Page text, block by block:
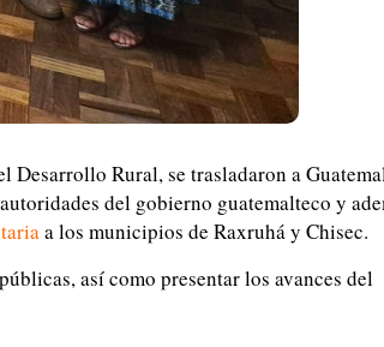
Rural, se trasladaron a
del gobierno guatemalteco y
a los municipios de Raxruhá y Chisec.
así como presentar los avances del